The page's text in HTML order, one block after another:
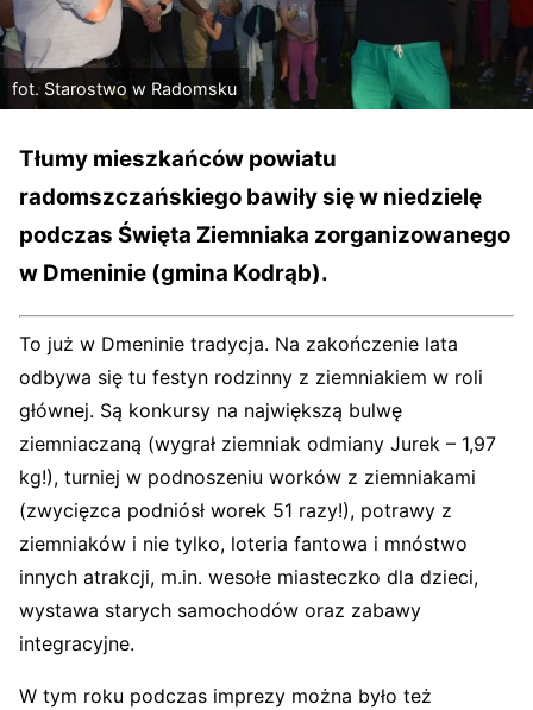
fot. Starostwo w Radomsku
Tłumy mieszkańców powiatu
radomszczańskiego bawiły się w niedzielę
podczas Święta Ziemniaka zorganizowanego
w Dmeninie (gmina Kodrąb).
To już w Dmeninie tradycja. Na zakończenie lata
odbywa się tu festyn rodzinny z ziemniakiem w roli
głównej. Są konkursy na największą bulwę
ziemniaczaną (wygrał ziemniak odmiany Jurek – 1,97
kg!), turniej w podnoszeniu worków z ziemniakami
(zwycięzca podniósł worek 51 razy!), potrawy z
ziemniaków i nie tylko, loteria fantowa i mnóstwo
innych atrakcji, m.in. wesołe miasteczko dla dzieci,
wystawa starych samochodów oraz zabawy
integracyjne.
W tym roku podczas imprezy można było też